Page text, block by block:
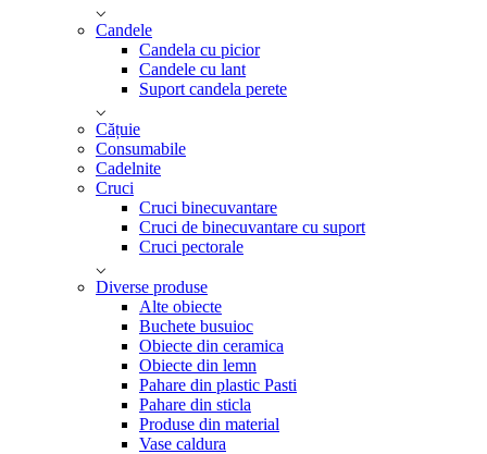
Candele
Candela cu picior
Candele cu lant
Suport candela perete
Cățuie
Consumabile
Cadelnite
Cruci
Cruci binecuvantare
Cruci de binecuvantare cu suport
Cruci pectorale
Diverse produse
Alte obiecte
Buchete busuioc
Obiecte din ceramica
Obiecte din lemn
Pahare din plastic Pasti
Pahare din sticla
Produse din material
Vase caldura